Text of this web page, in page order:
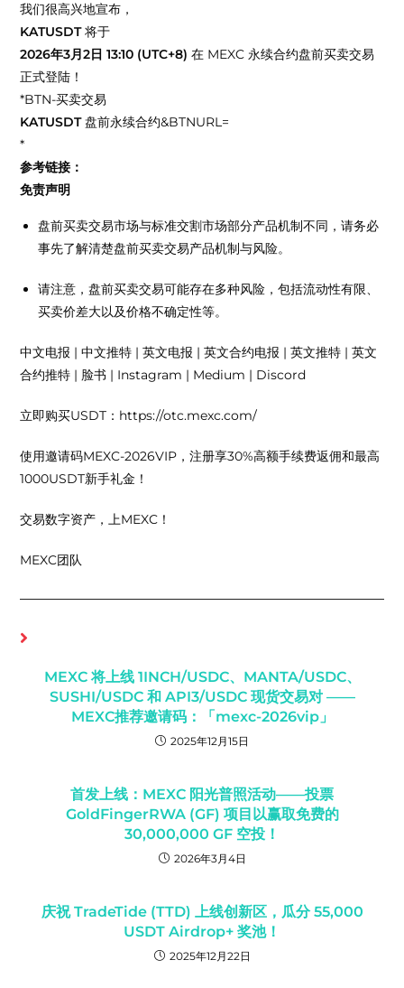
我们很高兴地宣布，
KATUSDT将于
2026年3月2日 13:10 (UTC+8) 在 MEXC 永续合约盘前买卖交易
正式登陆！
*BTN-买卖交易
KATUSDT盘前永续合约&BTNURL=
*
参考链接：
免责声明
盘前买卖交易市场与标准交割市场部分产品机制不同，请务必
事先了解清楚盘前买卖交易产品机制与风险。
请注意，盘前买卖交易可能存在多种风险，包括流动性有限、
买卖价差大以及价格不确定性等。
中文电报 | 中文推特 | 英文电报 | 英文合约电报 | 英文推特 | 英文
合约推特 | 脸书 | Instagram | Medium | Discord
立即购买USDT：https://otc.mexc.com/
使用邀请码MEXC-2026VIP，注册享30%高额手续费返佣和最高
1000USDT新手礼金！
交易数字资产，上MEXC！
MEXC团队
MEXC 将上线 1INCH/USDC、MANTA/USDC、
SUSHI/USDC 和 API3/USDC 现货交易对 ——
MEXC推荐邀请码：「mexc-2026vip」
2025年12月15日
首发上线：MEXC 阳光普照活动——投票
GoldFingerRWA (GF) 项目以赢取免费的
30,000,000 GF 空投！
2026年3月4日
庆祝 TradeTide (TTD) 上线创新区，瓜分 55,000
USDT Airdrop+ 奖池！
2025年12月22日